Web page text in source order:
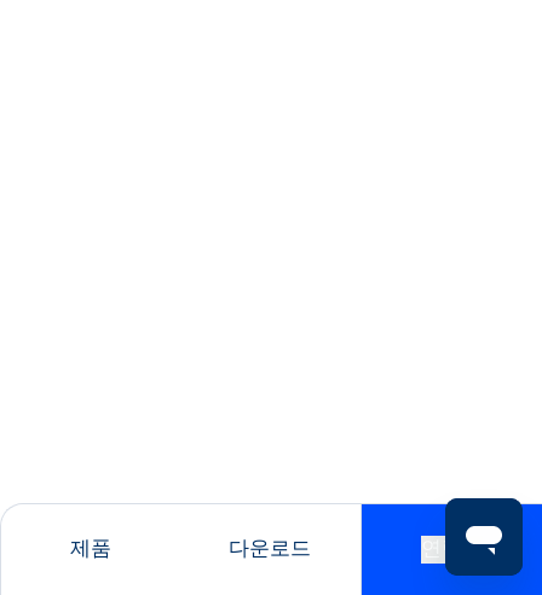
제품 다운로드 연락처